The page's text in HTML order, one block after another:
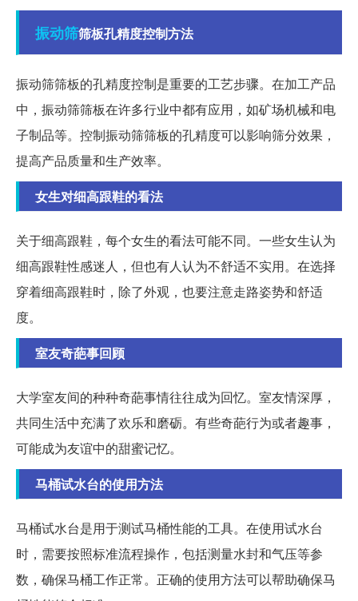
振动筛筛板孔精度控制方法
振动筛筛板的孔精度控制是重要的工艺步骤。在加工产品
中，振动筛筛板在许多行业中都有应用，如矿场机械和电
子制品等。控制振动筛筛板的孔精度可以影响筛分效果，
提高产品质量和生产效率。
女生对细高跟鞋的看法
关于细高跟鞋，每个女生的看法可能不同。一些女生认为
细高跟鞋性感迷人，但也有人认为不舒适不实用。在选择
穿着细高跟鞋时，除了外观，也要注意走路姿势和舒适
度。
室友奇葩事回顾
大学室友间的种种奇葩事情往往成为回忆。室友情深厚，
共同生活中充满了欢乐和磨砺。有些奇葩行为或者趣事，
可能成为友谊中的甜蜜记忆。
马桶试水台的使用方法
马桶试水台是用于测试马桶性能的工具。在使用试水台
时，需要按照标准流程操作，包括测量水封和气压等参
数，确保马桶工作正常。正确的使用方法可以帮助确保马